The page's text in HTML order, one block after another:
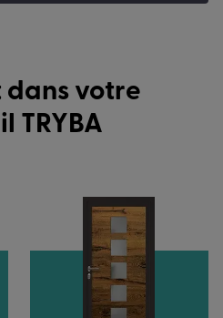
dans votre
TRYBA